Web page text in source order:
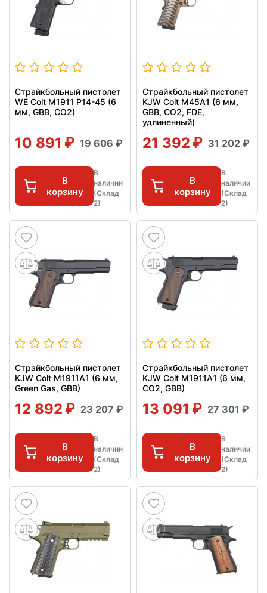
Страйкбольный пистолет
WE Colt M1911 P14-45 (6
мм, GBB, CO2)
10 891 19 606
В
корзину
В
наличии
(Склад
2)
Страйкбольный пистолет
KJW Colt M45A1 (6 мм,
GBB, CO2, FDE,
удлиненный)
21 392 31 202
В
корзину
В
наличии
(Склад
2)
Страйкбольный пистолет
KJW Colt M1911A1 (6 мм,
Green Gas, GBB)
12 892 23 207
В
корзину
В
наличии
(Склад
2)
Страйкбольный пистолет
KJW Colt M1911A1 (6 мм,
CO2, GBB)
13 091 27 301
В
корзину
В
наличии
(Склад
2)